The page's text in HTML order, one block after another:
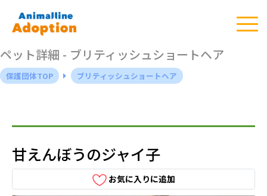
ペット詳細 - ブリティッシュショートヘア
保護団体TOP ブリティッシュショートヘア
甘えんぼうのジャイ子
お気に入りに追加